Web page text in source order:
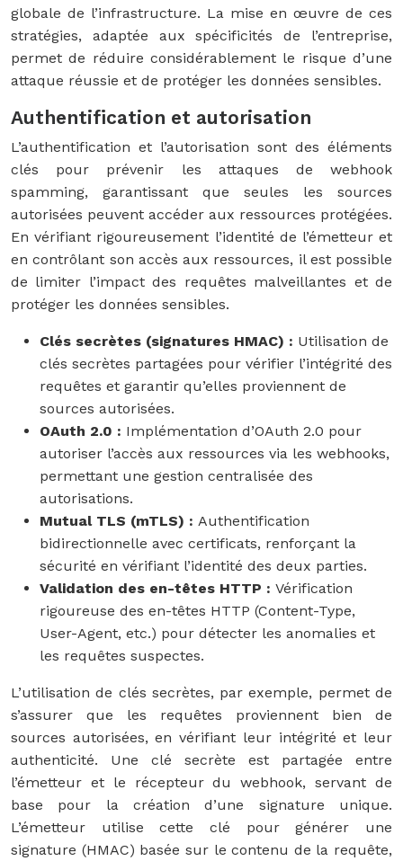
globale de l’infrastructure. La mise en œuvre de ces
stratégies, adaptée aux spécificités de l’entreprise,
permet de réduire considérablement le risque d’une
attaque réussie et de protéger les données sensibles.
Authentification et autorisation
L’authentification et l’autorisation sont des éléments
clés pour prévenir les attaques de webhook
spamming, garantissant que seules les sources
autorisées peuvent accéder aux ressources protégées.
En vérifiant rigoureusement l’identité de l’émetteur et
en contrôlant son accès aux ressources, il est possible
de limiter l’impact des requêtes malveillantes et de
protéger les données sensibles.
Clés secrètes (signatures HMAC) : Utilisation de
clés secrètes partagées pour vérifier l’intégrité des
requêtes et garantir qu’elles proviennent de
sources autorisées.
OAuth 2.0 : Implémentation d’OAuth 2.0 pour
autoriser l’accès aux ressources via les webhooks,
permettant une gestion centralisée des
autorisations.
Mutual TLS (mTLS) : Authentification
bidirectionnelle avec certificats, renforçant la
sécurité en vérifiant l’identité des deux parties.
Validation des en-têtes HTTP : Vérification
rigoureuse des en-têtes HTTP (Content-Type,
User-Agent, etc.) pour détecter les anomalies et
les requêtes suspectes.
L’utilisation de clés secrètes, par exemple, permet de
s’assurer que les requêtes proviennent bien de
sources autorisées, en vérifiant leur intégrité et leur
authenticité. Une clé secrète est partagée entre
l’émetteur et le récepteur du webhook, servant de
base pour la création d’une signature unique.
L’émetteur utilise cette clé pour générer une
signature (HMAC) basée sur le contenu de la requête,